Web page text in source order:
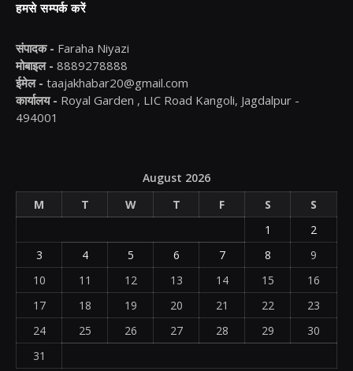
हमसे सम्पर्क करें
संपादक - Faraha Niyazi
मोबाइल - 8889278888
ईमेल - taajakhabar20@gmail.com
कार्यालय - Royal Garden , LIC Road Kangoli, Jagdalpur -
494001
August 2026
M
T W T F S
S
1
2
3
4 5 6 7 8
9
10
11 12 13 14 15
16
17
18 19 20 21 22
23
24
25 26 27 28 29
30
31